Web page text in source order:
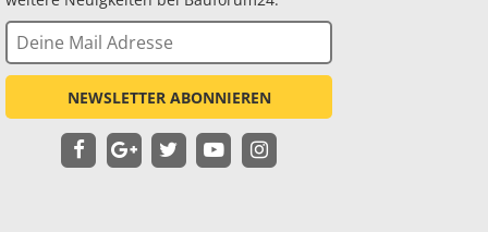
NEWSLETTER ABONNIEREN